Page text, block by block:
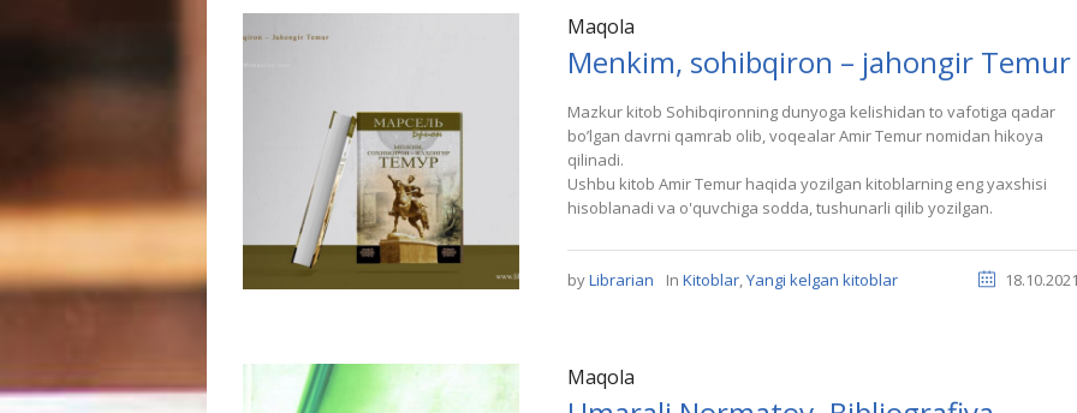
Maqola
Menkim, sohibqiron – jahongir Temur
Mazkur kitob Sohibqironning dunyoga kelishidan to vafotiga qadar
boʼlgan davrni qamrab olib, voqealar Аmir Temur nomidan hikoya
qilinadi.
Ushbu kitob Amir Temur haqida yozilgan kitoblarning eng yaxshisi
hisoblanadi va o'quvchiga sodda, tushunarli qilib yozilgan.
byLibrarian In Kitoblar,Yangi kelgan kitoblar
Maqola